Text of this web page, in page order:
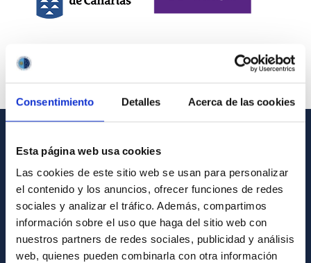
Consentimiento Detalles Acerca de las cookies
Esta página web usa cookies
Las cookies de este sitio web se usan para personalizar
el contenido y los anuncios, ofrecer funciones de redes
sociales y analizar el tráfico. Además, compartimos
información sobre el uso que haga del sitio web con
nuestros partners de redes sociales, publicidad y análisis
web, quienes pueden combinarla con otra información
INFORMACIÓN GENERAL
Contacto
Cómo llegar al IAC
Directorio de personal
Biblioteca